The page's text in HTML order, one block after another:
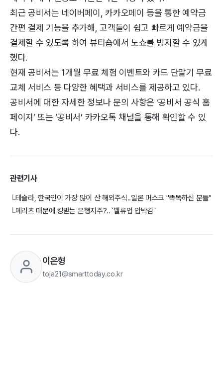
최근 공비서는 네이버페이, 카카오페이 등을 통한 예약금
간편 결제 기능을 추가해, 고객들이 쉽고 빠르게 예약금을
결제할 수 있도록 하여 뷰티숍에서 노쇼를 방지할 수 있게
했다.
현재 공비서는 1개월 무료 체험 이벤트와 카드 단말기 무료
교체 서비스 등 다양한 혜택과 서비스를 제공하고 있다.
공비서에 대한 자세한 정보나 문의 사항은 ‘공비서 공식 홈
페이지’ 또는 ‘공비서’ 카카오톡 채널을 통해 확인할 수 있
다.
관련기사
└테슬라, 한국인이 가장 많이 산 해외주식..일론 머스크 "똑똑하신 분들"
└메리츠 때문에 킹받는 은행지주?..`밸류업 압박감`
이은형
toja21@smarttoday.co.kr